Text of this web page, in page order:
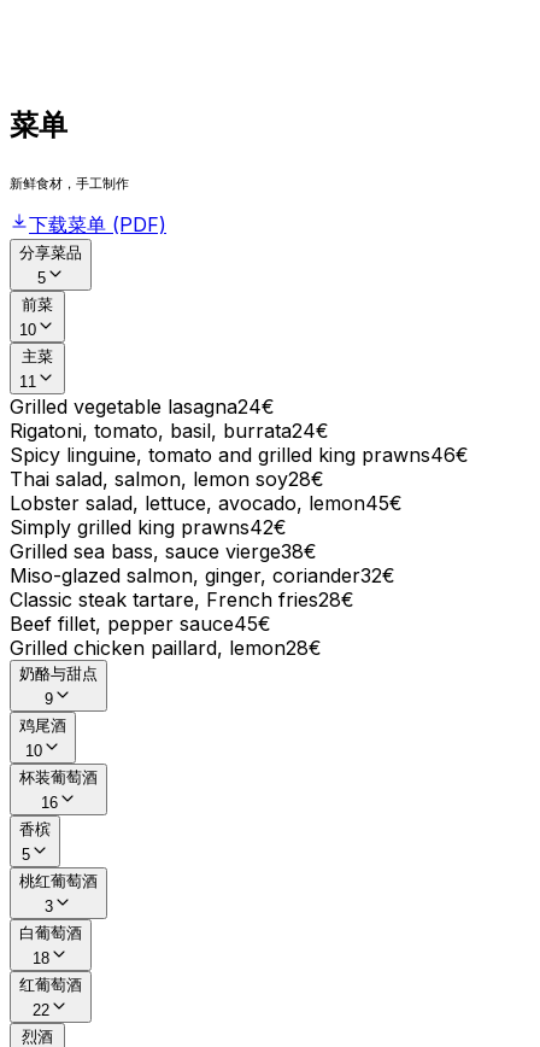
菜单
新鲜食材，手工制作
下载菜单 (PDF)
分享菜品
5
前菜
10
主菜
11
Grilled vegetable lasagna24€
Rigatoni, tomato, basil, burrata24€
Spicy linguine, tomato and grilled king prawns46€
Thai salad, salmon, lemon soy28€
Lobster salad, lettuce, avocado, lemon45€
Simply grilled king prawns42€
Grilled sea bass, sauce vierge38€
Miso-glazed salmon, ginger, coriander32€
Classic steak tartare, French fries28€
Beef fillet, pepper sauce45€
Grilled chicken paillard, lemon28€
奶酪与甜点
9
鸡尾酒
10
杯装葡萄酒
16
香槟
5
桃红葡萄酒
3
白葡萄酒
18
红葡萄酒
22
烈酒